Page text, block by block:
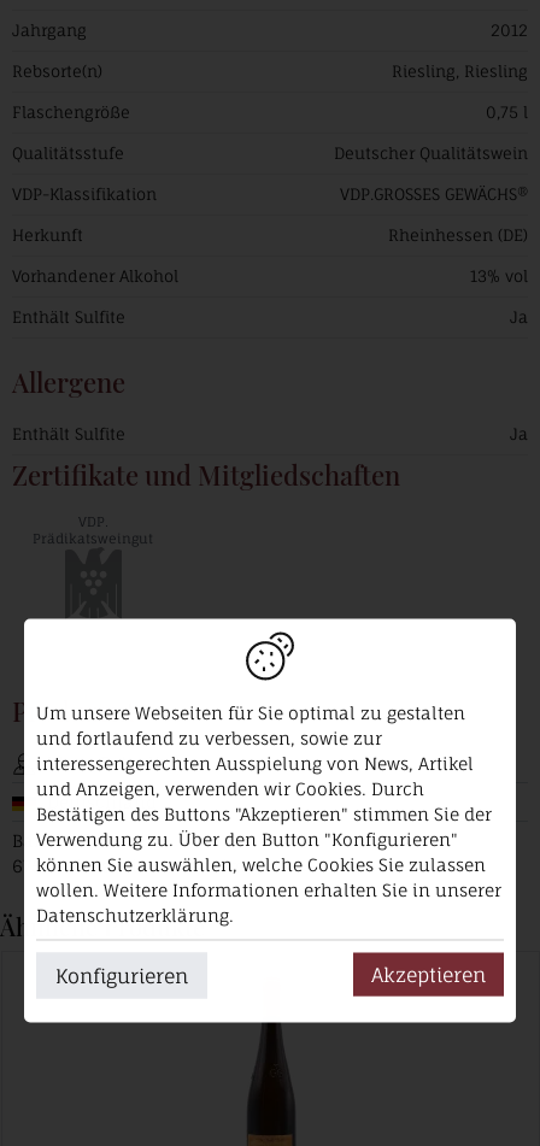
Jahrgang 2012
Rebsorte(n) Riesling, Riesling
Flaschengröße 0,75 l
Qualitätsstufe Deutscher Qualitätswein
VDP-Klassifikation VDP.GROSSES GEWÄCHS®
Herkunft Rheinhessen (DE)
Vorhandener Alkohol 13% vol
Enthält Sulfite Ja
Allergene
Enthält Sulfite Ja
Zertifikate und Mitgliedschaften
VDP.
Prädikatsweingut
Produzent
Klaus Peter Keller
Deutschland
Bahnhofstrasse 1
67592 Flörsheim-Dalsheim
Ähnliche Produkte
Um unsere Webseiten für Sie optimal zu gestalten
und fortlaufend zu verbessen, sowie zur
interessengerechten Ausspielung von News, Artikel
und Anzeigen, verwenden wir Cookies. Durch
Bestätigen des Buttons "Akzeptieren" stimmen Sie der
Verwendung zu. Über den Button "Konfigurieren"
können Sie auswählen, welche Cookies Sie zulassen
wollen. Weitere Informationen erhalten Sie in unserer
Datenschutzerklärung.
Konfigurieren Akzeptieren